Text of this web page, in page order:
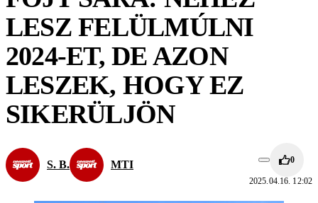
LESZ FELÜLMÚLNI
2024-ET, DE AZON
LESZEK, HOGY EZ
SIKERÜLJÖN
S. B. MTI 0
2025.04.16. 12:02